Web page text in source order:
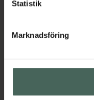
Statistik
Marknadsföring
finns på apoteket
förekomma.
Service